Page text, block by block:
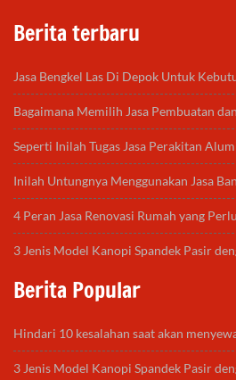
Berita terbaru
Jasa Bengkel Las Di Depok Untuk
Bagaimana Memilih Jasa Pembuatan
Seperti Inilah Tugas Jasa Perakitan
Inilah Untungnya Menggunakan Jasa
4 Peran Jasa Renovasi Rumah yang
3 Jenis Model Kanopi Spandek Pasir
Berita Popular
Hindari 10 kesalahan saat akan
3 Jenis Model Kanopi Spandek Pasir